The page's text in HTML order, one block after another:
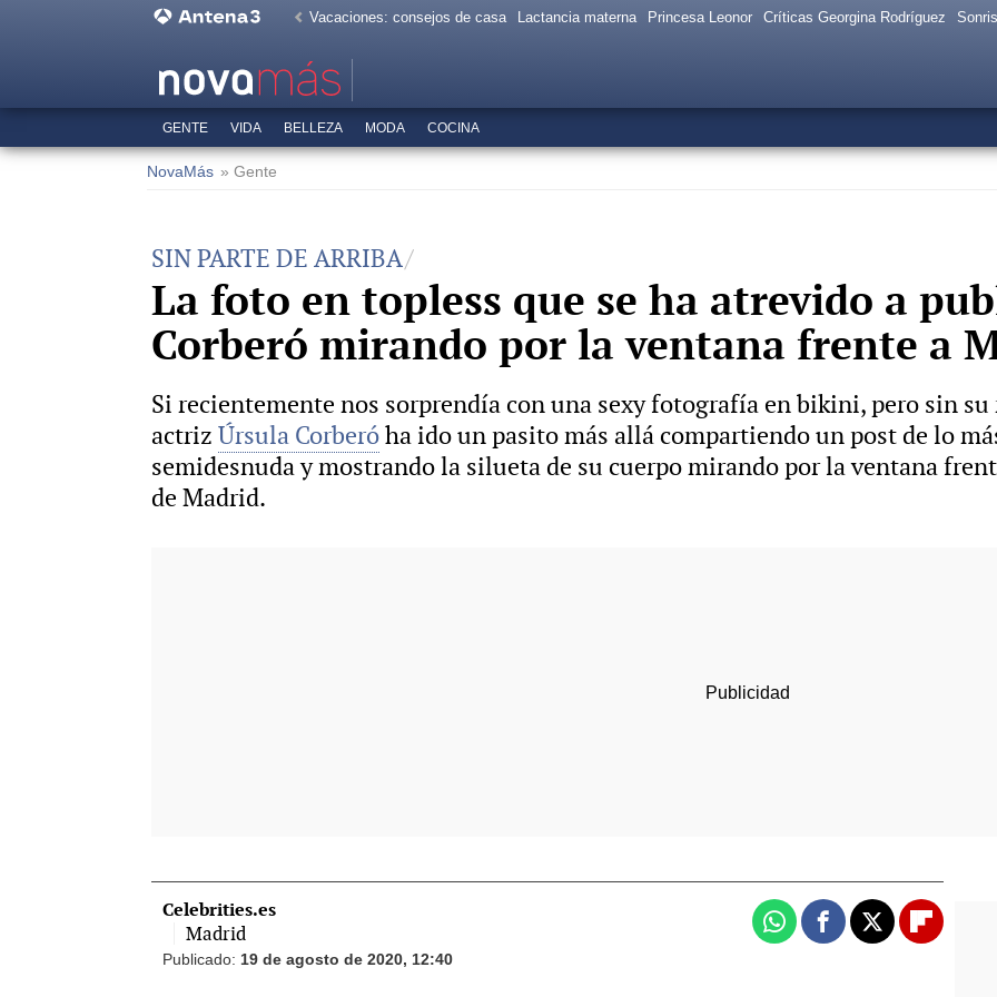
Vacaciones: consejos de casa Lactancia materna Princesa Leonor Críticas Georgina Rodríguez
GENTE VIDA BELLEZA MODA COCINA
NovaMás » Gente
SIN PARTE DE ARRIBA
La foto en topless que se ha atrevido a
Corberó mirando por la ventana frente a
Si recientemente nos sorprendía con una sexy fotografía en bikini, pero sin
actriz Úrsula Corberóha ido un pasito más allá compartiendo un post de lo
semidesnuda y mostrando la silueta de su cuerpo mirando por la ventana
de Madrid.
Celebrities.es
Madrid
Publicado: 19 de agosto de 2020, 12:40
WhatsappFacebook
X